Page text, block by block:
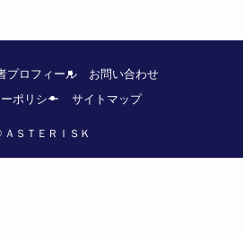
プロフィール
お問い合わせ
ポリシー
サイトマップ
ＡＳＴＥＲＩＳＫ